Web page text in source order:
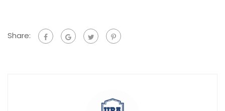
Share: